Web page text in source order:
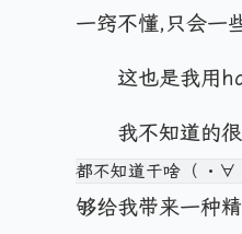
一窍不懂,只会一
这也是我用
我不知道的
都不知道干啥（ ・∀
够给我带来一种